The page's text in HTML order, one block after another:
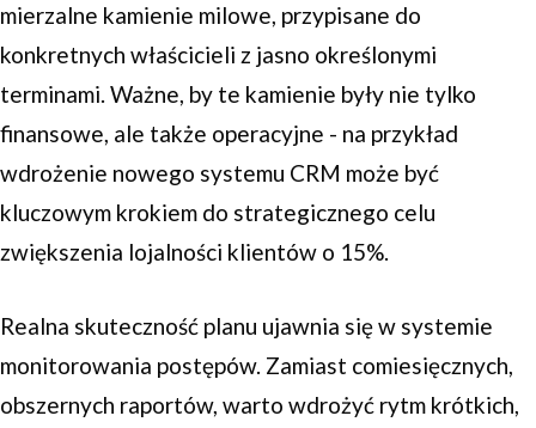
mierzalne kamienie milowe, przypisane do
konkretnych właścicieli z jasno określonymi
terminami. Ważne, by te kamienie były nie tylko
finansowe, ale także operacyjne - na przykład
wdrożenie nowego systemu CRM może być
kluczowym krokiem do strategicznego celu
zwiększenia lojalności klientów o 15%.
Realna skuteczność planu ujawnia się w systemie
monitorowania postępów. Zamiast comiesięcznych,
obszernych raportów, warto wdrożyć rytm krótkich,